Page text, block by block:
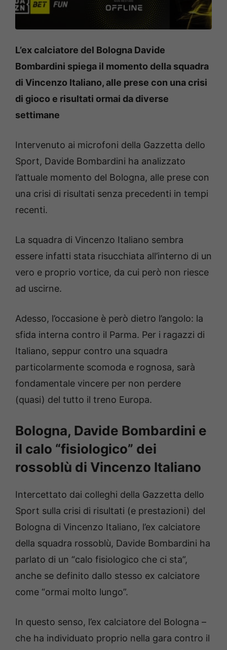
L’ex calciatore del Bologna Davide
Bombardini spiega il momento della squadra
di Vincenzo Italiano, alle prese con una crisi
di gioco e risultati ormai da diverse
settimane
Intervenuto ai microfoni della Gazzetta dello
Sport, Davide Bombardini ha analizzato
l’attuale momento del Bologna, alle prese con
una crisi di risultati senza precedenti in tempi
recenti.
La squadra di Vincenzo Italiano sembra
essere infatti stata risucchiata all’interno di un
vero e proprio vortice, da cui però non riesce
ad uscirne.
Adesso, l’occasione è però dietro l’angolo: la
sfida interna contro il Parma. Per i ragazzi di
Italiano, seppur contro una squadra
particolarmente scomoda e rognosa, sarà
fondamentale vincere per non perdere
(quasi) del tutto il treno Europa.
Bologna, Davide Bombardini e
il calo “fisiologico” dei
rossoblù di Vincenzo Italiano
Intercettato dai colleghi della Gazzetta dello
Sport sulla crisi di risultati (e prestazioni) del
Bologna di Vincenzo Italiano, l’ex calciatore
della squadra rossoblù, Davide Bombardini ha
parlato di un “calo fisiologico che ci sta”,
anche se definito dallo stesso ex calciatore
come “ormai molto lungo”.
In questo senso, l’ex calciatore del Bologna –
che ha individuato proprio nella gara contro il